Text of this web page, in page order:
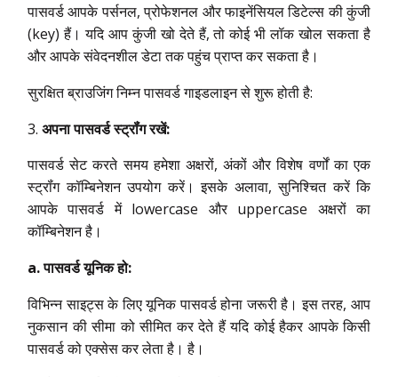
पासवर्ड आपके पर्सनल, प्रोफेशनल और फाइनेंसियल डिटेल्स की कुंजी
(key) हैं। यदि आप कुंजी खो देते हैं, तो कोई भी लॉक खोल सकता है
और आपके संवेदनशील डेटा तक पहुंच प्राप्त कर सकता है।
सुरक्षित ब्राउजिंग निम्न पासवर्ड गाइडलाइन से शुरू होती है:
अपना पासवर्ड स्ट्रॉंग रखें:
पासवर्ड सेट करते समय हमेशा अक्षरों, अंकों और विशेष वर्णों का एक
स्ट्रॉंग कॉम्बिनेशन उपयोग करें। इसके अलावा, सुनिश्चित करें कि
आपके पासवर्ड में lowercase और uppercase अक्षरों का
कॉम्बिनेशन है।
a. पासवर्ड यूनिक हो:
विभिन्न साइट्स के लिए यूनिक पासवर्ड होना जरूरी है। इस तरह, आप
नुकसान की सीमा को सीमित कर देते हैं यदि कोई हैकर आपके किसी
पासवर्ड को एक्सेस कर लेता है। है।